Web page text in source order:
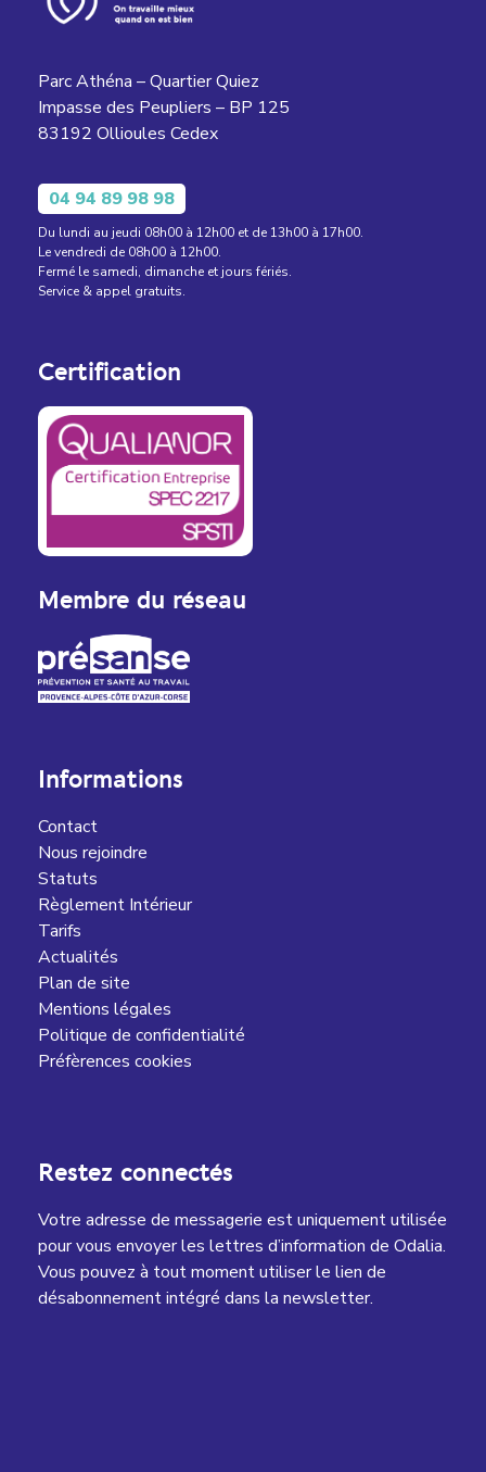
Parc Athéna – Quartier Quiez
Impasse des Peupliers – BP 125
83192 Ollioules Cedex
04 94 89 98 98
Du lundi au jeudi 08h00 à 12h00 et de 13h00 à 17h00.
Le vendredi de 08h00 à 12h00.
Fermé le samedi, dimanche et jours fériés.
Service & appel gratuits.
Certification
Membre du réseau
Informations
Contact
Nous rejoindre
Statuts
Règlement Intérieur
Tarifs
Actualités
Plan de site
Mentions légales
Politique de confidentialité
Préfèrences cookies
Restez connectés
Votre adresse de messagerie est uniquement utilisée
pour vous envoyer les lettres d’information de Odalia.
Vous pouvez à tout moment utiliser le lien de
désabonnement intégré dans la newsletter.